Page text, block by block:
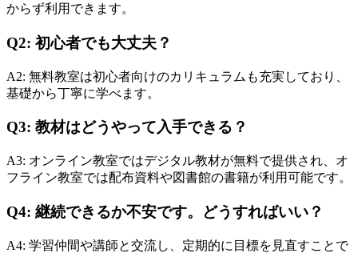
からず利用できます。
Q2: 初心者でも大丈夫？
A2: 無料教室は初心者向けのカリキュラムも充実しており、
基礎から丁寧に学べます。
Q3: 教材はどうやって入手できる？
A3: オンライン教室ではデジタル教材が無料で提供され、オ
フライン教室では配布資料や図書館の書籍が利用可能です。
Q4: 継続できるか不安です。どうすればいい？
A4: 学習仲間や講師と交流し、定期的に目標を見直すことで